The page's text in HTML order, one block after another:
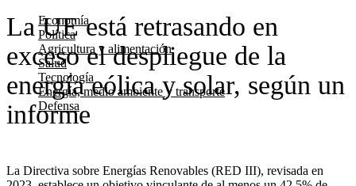
Economía
Política
Agricultura y alimentación
Salud
Tecnología
Energía, medio ambiente y transporte
Defensa
La UE está retrasando en
exceso el despliegue de la
energía eólica y solar, según un
informe
La Directiva sobre Energías Renovables (RED III), revisada en